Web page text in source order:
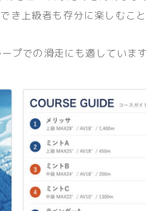
き上級者も存分に楽しむこ
プでの滑走にも適しています